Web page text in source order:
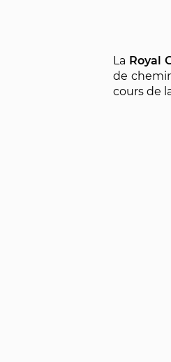
La Royal
de
cours de